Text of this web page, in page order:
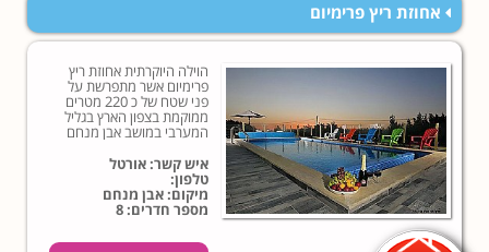
אחוזת ריץ פרימיום
הוילה היוקרתית אחוזת ריץ
פרימיום אשר מתפרשת על
פני שטח של כ 220 מטרים
ממוקמת בצפון הארץ בגליל
המערבי במושב אבן מנחם
נסיעה מהעיר נהריה.
איש קשר: אורטל
טלפון:
מיקום: אבן מנחם
מספר חדרים: 8